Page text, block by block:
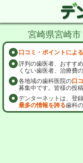
宮崎県宮崎市
口コミ・ポイントによ
評判の歯医者、おすす
くない歯医者、治療費
各地域の歯科医院の口
募集中です。皆様の投
デンターネットは、登
最多の情報を誇る歯科の